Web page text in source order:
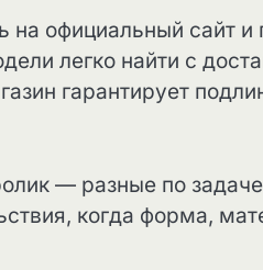
официальный сайт и
легко найти с
гарантирует
— разные по
когда форма,